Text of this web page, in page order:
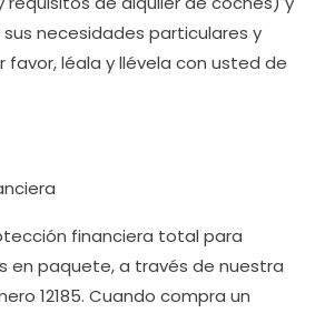
necesidades particulares y
favor, léala y llévela con usted de
financiera total para
en paquete, a través de nuestra
12185. Cuando compra un